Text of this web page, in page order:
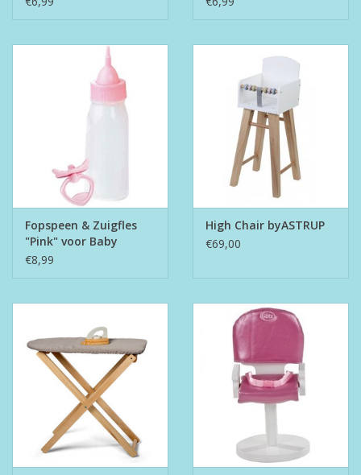
Fopspeen & Zuigfles
"Pink" voor Baby
Cookie
€8,99
High Chair byASTRUP
€69,00